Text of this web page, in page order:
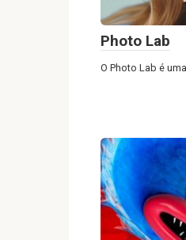
Photo Lab
O Photo Lab é